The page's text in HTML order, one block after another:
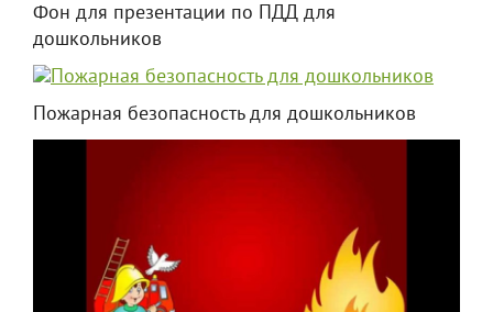
Фон для презентации по ПДД для
дошкольников
Пожарная безопасность для дошкольников